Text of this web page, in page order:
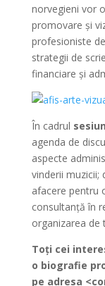
norvegieni vor
promovare și
profesioniste
strategii de
financiare și
În cadrul
agenda de
aspecte
vinderii muzicii;
afacere pentru
consultanță în
organizarea de
Toți cei
o biografie
pe adresa <